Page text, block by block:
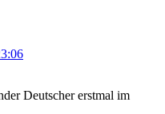
Deutscher erstmal im